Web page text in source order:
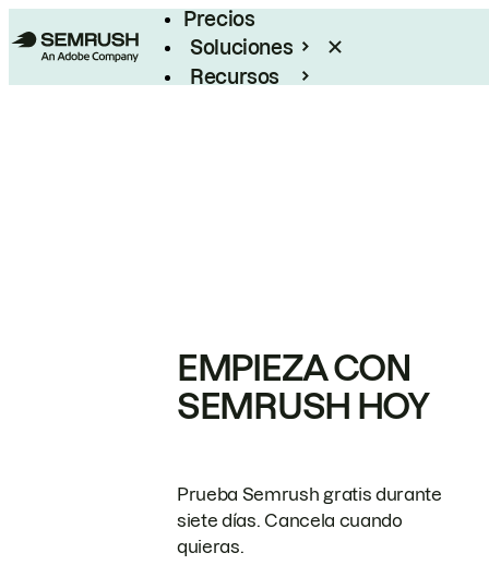
Precios
Soluciones
Recursos
EMPIEZA CON
SEMRUSH HOY
Prueba Semrush gratis durante
siete días. Cancela cuando
quieras.